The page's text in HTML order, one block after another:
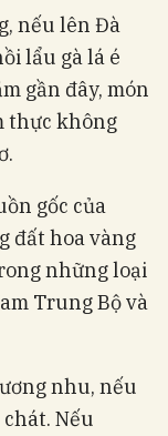
nếu lên Đà
lẩu gà lá é
gần đây, món
thực không
gốc của
đất hoa vàng
những loại
Trung Bộ và
nhu, nếu
Nếu